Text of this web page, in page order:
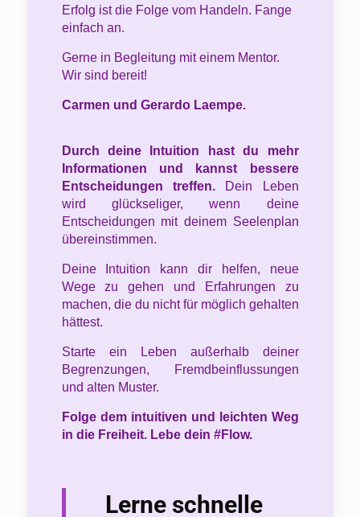
Erfolg ist die Folge vom Handeln. Fange
einfach an.
Gerne in Begleitung mit einem Mentor.
Wir sind bereit!
Carmen und Gerardo Laempe.
Durch deine Intuition hast du mehr
Informationen und kannst bessere
Entscheidungen treffen.Dein Leben
wird glückseliger, wenn deine
Entscheidungen mit deinem Seelenplan
übereinstimmen.
Deine Intuition kann dir helfen, neue
Wege zu gehen und Erfahrungen zu
machen, die du nicht für möglich gehalten
hättest.
Starte ein Leben außerhalb deiner
Begrenzungen, Fremdbeinflussungen
und alten Muster.
Folge dem intuitiven und leichten Weg
in die Freiheit. Lebe dein #Flow.
Lerne schnelle